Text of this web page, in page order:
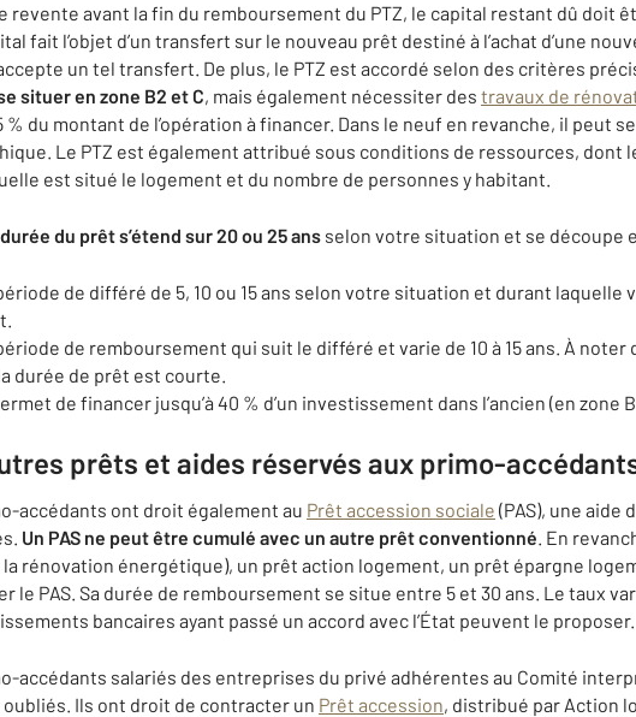
revente avant la fin du remboursement du PTZ, le capital restant dû doit
fait l’objet d’un transfert sur le nouveau prêt destiné à l’achat d’une
un tel transfert. De plus, le PTZ est accordé selon des critères
situer en zone B2 et C, mais également nécessiter des travaux de
% du montant de l’opération à financer. Dans le neuf en revanche, il peut
Le PTZ est également attribué sous conditions de ressources, dont
est situé le logement et du nombre de personnes y habitant.
du prêt s’étend sur 20 ou 25 ans selon votre situation et se découpe
de différé de 5, 10 ou 15 ans selon votre situation et durant laquelle
de remboursement qui suit le différé et varie de 10 à 15 ans. À
durée de prêt est courte.
de financer jusqu’à 40 % d’un investissement dans l’ancien (en zone
prêts et aides réservés aux primo-
accédants ont droit également au Prêt accession sociale (PAS), une aide
Un PAS ne peut être cumulé avec un autre prêt conventionné. En
rénovation énergétique), un prêt action logement, un prêt épargne
le PAS. Sa durée de remboursement se situe entre 5 et 30 ans. Le taux
bancaires ayant passé un accord avec l’État peuvent le proposer.
accédants salariés des entreprises du privé adhérentes au Comité
oubliés. Ils ont droit de contracter un Prêt accession, distribué par Action